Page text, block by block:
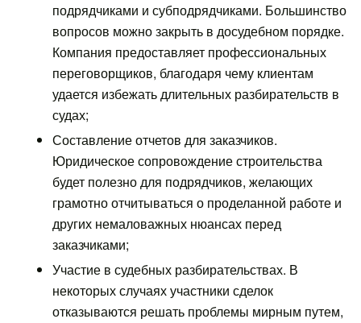
подрядчиками и субподрядчиками. Большинство
вопросов можно закрыть в досудебном порядке.
Компания предоставляет профессиональных
переговорщиков, благодаря чему клиентам
удается избежать длительных разбирательств в
судах;
Составление отчетов для заказчиков.
Юридическое сопровождение строительства
будет полезно для подрядчиков, желающих
грамотно отчитываться о проделанной работе и
других немаловажных нюансах перед
заказчиками;
Участие в судебных разбирательствах. В
некоторых случаях участники сделок
отказываются решать проблемы мирным путем,